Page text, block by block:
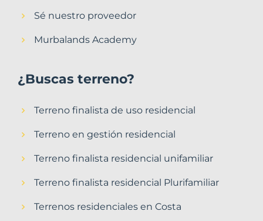
Sé nuestro proveedor
Murbalands Academy
¿Buscas terreno?
Terreno finalista de uso residencial
Terreno en gestión residencial
Terreno finalista residencial unifamiliar
Terreno finalista residencial Plurifamiliar
Terrenos residenciales en Costa